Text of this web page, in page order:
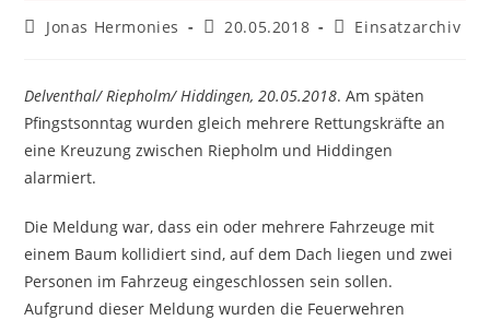
Beitrags-
Jonas Hermonies
Beitrag
20.05.2018
Beitrags-
Einsatzarchiv
Delventhal/ Riepholm/ Hiddingen, 20.05.2018. Am späten
Pfingstsonntag wurden gleich mehrere Rettungskräfte an
eine Kreuzung zwischen Riepholm und Hiddingen
alarmiert.
Die Meldung war, dass ein oder mehrere Fahrzeuge mit
einem Baum kollidiert sind, auf dem Dach liegen und zwei
Personen im Fahrzeug eingeschlossen sein sollen.
Aufgrund dieser Meldung wurden die Feuerwehren